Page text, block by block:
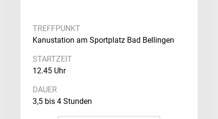
TREFFPUNKT
Kanustation am Sportplatz Bad Bellingen
STARTZEIT
12.45 Uhr
DAUER
3,5 bis 4 Stunden